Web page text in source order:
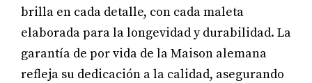
brilla en cada detalle, con cada maleta
elaborada para la longevidad y durabilidad. La
garantía de por vida de la Maison alemana
refleja su dedicación a la calidad, asegurando